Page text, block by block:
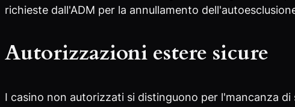
richieste dall'ADM per la annullamento
Autorizzazioni estere sicure
I casino non autorizzati si distinguono per l'mancanza